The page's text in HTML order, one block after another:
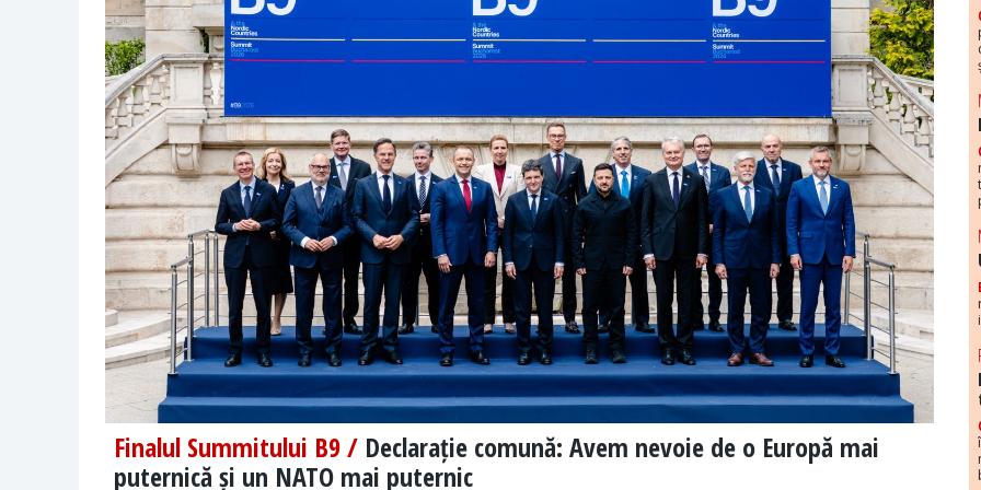
Finalul Summitului B9 / Declarație comună: Avem nevoie de o Europă mai
puternică și un NATO mai puternic